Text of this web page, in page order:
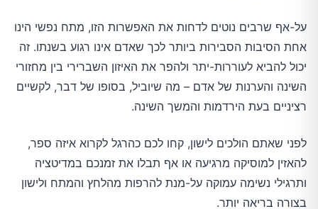
על-אף שרבים נוטים לדחות את האפשרות הזו, מתח נפשי הינו
אחת הסיבות הסבירות ביותר לכך שאדם אינו רגוע בשנתו. זה
יכול להביא לעוררות-יתר ולהפר את האיזון השברירי בין מחזורי
השינה והערנות של אדם – מה שיוביל, בסופו של דבר, לקשיים
רציניים בעת הירדמות והמשך השינה.
לפני שאתם הולכים לישון, קחו לכם כהרגל לקרוא איזה ספר,
להאזין למוסיקה מרגיעה או אף תבלו את זמנכם במדיטציה
ותרגילי נשימה עמוקה על-מנת להרפות מהלחץ והמתח ולישון
בצורה בריאה יותר.